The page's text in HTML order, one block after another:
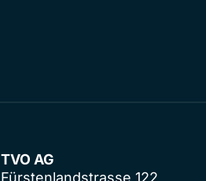
TVO AG
Fürstenlandstrasse 122